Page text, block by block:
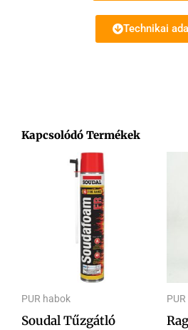
Technikai
Kapcsolódó Termékek
PUR habok
Soudal Tűzgátló